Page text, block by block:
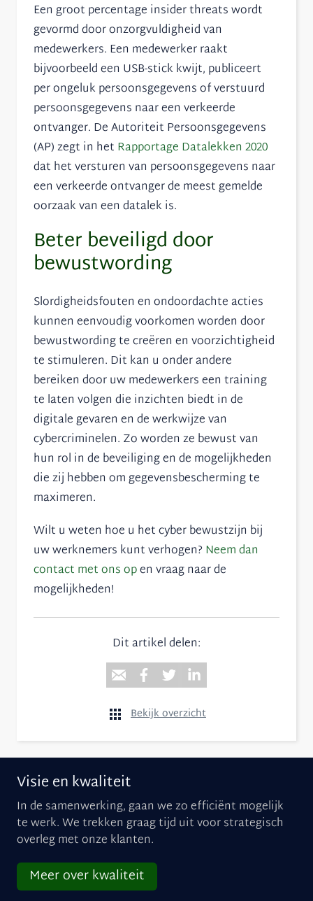
Een groot percentage insider threats wordt
gevormd door onzorgvuldigheid van
medewerkers. Een medewerker raakt
bijvoorbeeld een USB-stick kwijt, publiceert
per ongeluk persoonsgegevens of verstuurd
persoonsgegevens naar een verkeerde
ontvanger. De Autoriteit Persoonsgegevens
(AP) zegt in het Rapportage Datalekken 2020
dat het versturen van persoonsgegevens naar
een verkeerde ontvanger de meest gemelde
oorzaak van een datalek is.
Beter beveiligd door
bewustwording
Slordigheidsfouten en ondoordachte acties
kunnen eenvoudig voorkomen worden door
bewustwording te creëren en voorzichtigheid
te stimuleren. Dit kan u onder andere
bereiken door uw medewerkers een training
te laten volgen die inzichten biedt in de
digitale gevaren en de werkwijze van
cybercriminelen. Zo worden ze bewust van
hun rol in de beveiliging en de mogelijkheden
die zij hebben om gegevensbescherming te
maximeren.
Wilt u weten hoe u het cyber bewustzijn bij
uw werknemers kunt verhogen? Neem dan
contact met ons open vraag naar de
mogelijkheden!
Dit artikel delen:
Bekijk overzicht
Visie en kwaliteit
In de samenwerking, gaan we zo efficiënt mogelijk
te werk. We trekken graag tijd uit voor strategisch
overleg met onze klanten.
Meer over kwaliteit